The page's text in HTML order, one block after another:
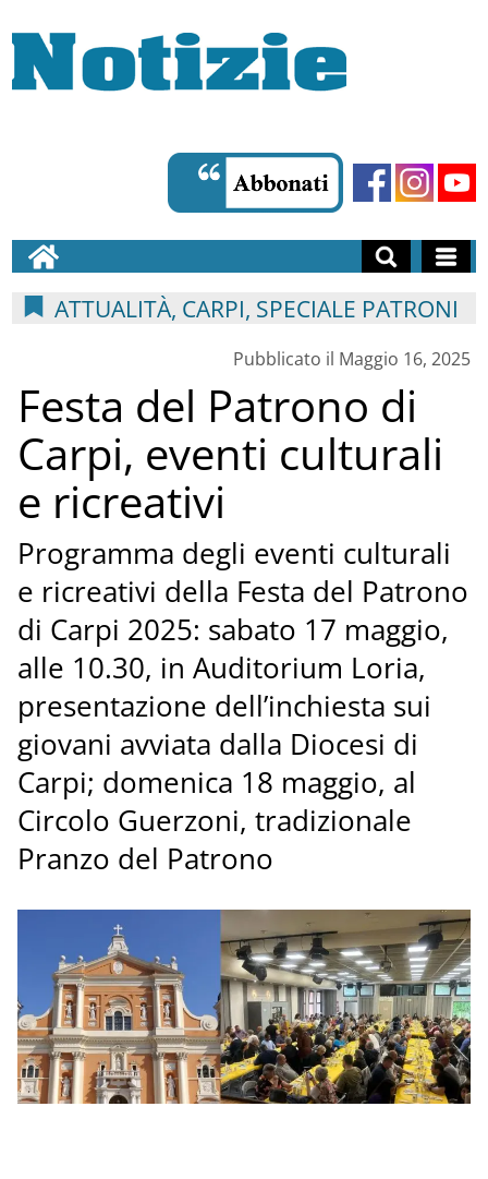
ATTUALITÀ, CARPI, SPECIALE PATRONI
Pubblicato il Maggio 16, 2025
Festa del Patrono di
Carpi, eventi culturali
e ricreativi
Programma degli eventi culturali
e ricreativi della Festa del Patrono
di Carpi 2025: sabato 17 maggio,
alle 10.30, in Auditorium Loria,
presentazione dell’inchiesta sui
giovani avviata dalla Diocesi di
Carpi; domenica 18 maggio, al
Circolo Guerzoni, tradizionale
Pranzo del Patrono